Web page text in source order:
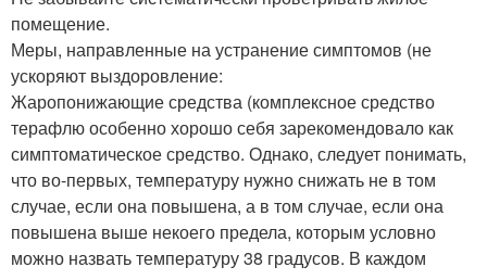
помещение.
Меры, направленные на устранение симптомов (не
ускоряют выздоровление:
Жаропонижающие средства (комплексное средство
терафлю особенно хорошо себя зарекомендовало как
симптоматическое средство. Однако, следует понимать,
что во-первых, температуру нужно снижать не в том
случае, если она повышена, а в том случае, если она
повышена выше некоего предела, которым условно
можно назвать температуру 38 градусов. В каждом